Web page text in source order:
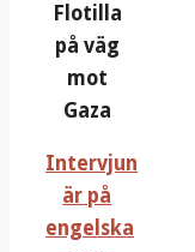
Flotilla
på väg
mot
Gaza
Intervjun
är på
engelska